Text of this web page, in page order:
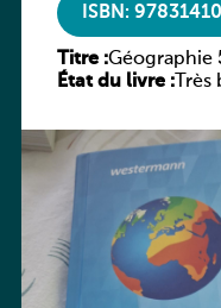
ISBN:
Titre :Géographie
Praxis
État du livre :Très